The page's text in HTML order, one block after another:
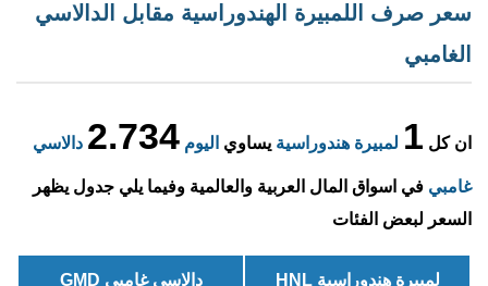
سعر صرف اللمبيرة الهندوراسية مقابل الدالاسي
الغامبي
ان كل 1 لمبيرة هندوراسية يساوي اليوم 2.734 دالاسي
غامبي في اسواق المال العربية والعالمية وفيما يلي جدول يظهر
السعر لبعض الفئات
لمبيرة هندوراسية HNL دالاسي غامبي GMD